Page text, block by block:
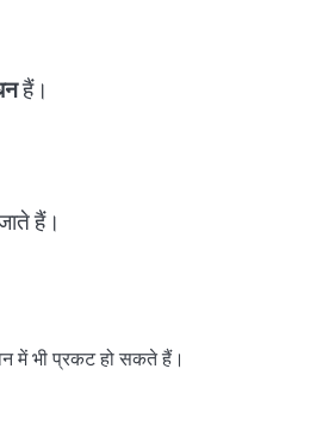
हैं।
हैं।
में भी प्रकट हो सकते हैं।